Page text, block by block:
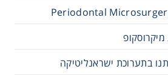
בתערוכת ישראנליטיקה